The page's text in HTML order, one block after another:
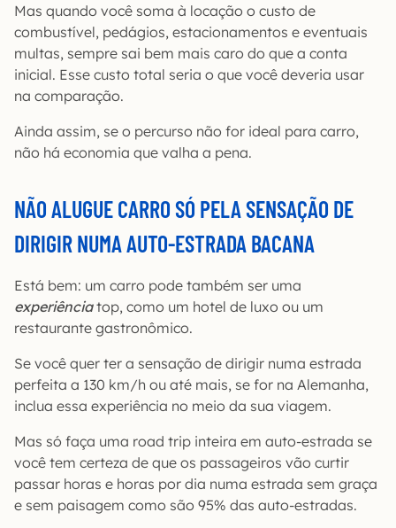
Mas quando você soma à locação o custo de
combustível, pedágios, estacionamentos e eventuais
multas, sempre sai bem mais caro do que a conta
inicial. Esse custo total seria o que você deveria usar
na comparação.
Ainda assim, se o percurso não for ideal para carro,
não há economia que valha a pena.
NÃO ALUGUE CARRO SÓ PELA SENSAÇÃO DE
DIRIGIR NUMA AUTO-ESTRADA BACANA
Está bem: um carro pode também ser uma
experiênciatop, como um hotel de luxo ou um
restaurante gastronômico.
Se você quer ter a sensação de dirigir numa estrada
perfeita a 130 km/h ou até mais, se for na Alemanha,
inclua essa experiência no meio da sua viagem.
Mas só faça uma road trip inteira em auto-estrada se
você tem certeza de que os passageiros vão curtir
passar horas e horas por dia numa estrada sem graça
e sem paisagem como são 95% das auto-estradas.